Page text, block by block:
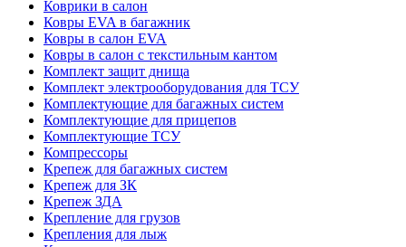
Коврики в салон
Ковры EVA в багажник
Ковры в салон EVA
Ковры в салон с текстильным кантом
Комплект защит днища
Комплект электрооборудования для ТСУ
Комплектующие для багажных систем
Комплектующие для прицепов
Комплектующие ТСУ
Компрессоры
Крепеж для багажных систем
Крепеж для ЗК
Крепеж ЗДА
Крепление для грузов
Крепления для лыж